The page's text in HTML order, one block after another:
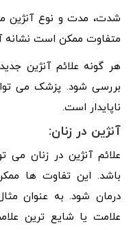
شدت، مدت و نوع آنژین
متفاوت ممکن است نشانه
هر گونه علائم آنژین
بررسی شود. پزشک می
ناپایدار است.
آنژین در زنان:
علائم آنژین در زنان می
باشد. این تفاوت ها
درمان شود. به عنوان
علامت یا شایع ترین